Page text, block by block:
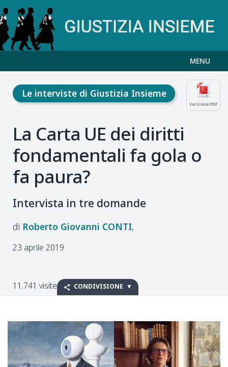
MENU
Versione PDF
Le interviste di Giustizia Insieme
La Carta UE dei diritti
fondamentali fa gola o
fa paura?
Intervista in tre domande
Roberto Giovanni CONTI
23 aprile 2019
11.741 visite CONDIVISIONE